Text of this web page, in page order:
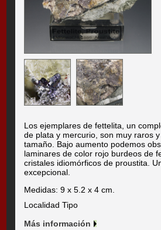
Los ejemplares de fettelita, un
de plata y mercurio, son muy raros
tamaño. Bajo aumento podemos
laminares de color rojo burdeos de
cristales idiomórficos de proustita.
excepcional.
Medidas: 9 x 5.2 x 4 cm.
Localidad Tipo
Más información